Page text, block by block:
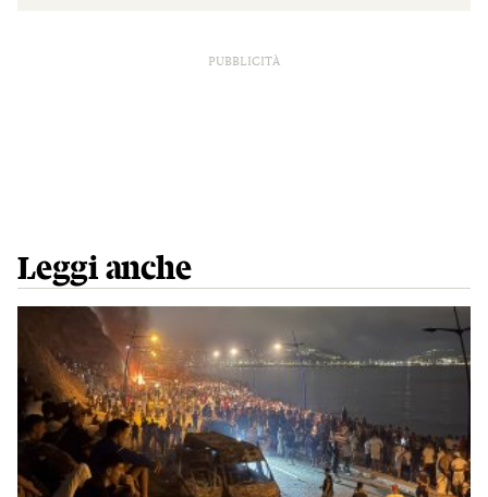
PUBBLICITÀ
Leggi anche